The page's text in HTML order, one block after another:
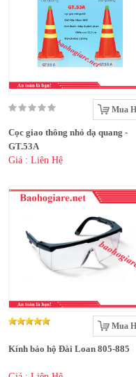
Mua
Cọc giao thông nhỏ dạ quang -
GT.53A
Giá : Liên Hệ
Mua
Kính bảo hộ Đài Loan 805-885